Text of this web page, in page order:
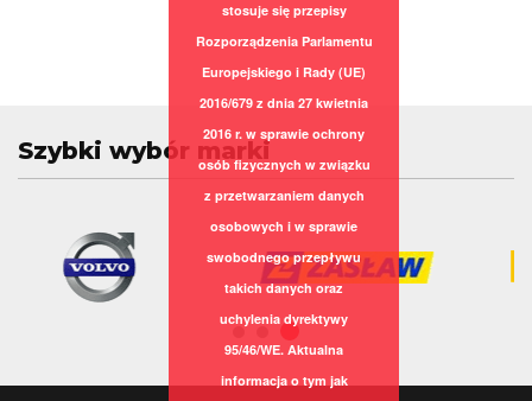
Szybki wybór marki
stosuje się przepisy
Rozporządzenia Parlamentu
Europejskiego i Rady (UE)
2016/679 z dnia 27 kwietnia
2016 r. w sprawie ochrony
osób fizycznych w związku
z przetwarzaniem danych
osobowych i w sprawie
swobodnego przepływu
takich danych oraz
uchylenia dyrektywy
95/46/WE. Aktualna
informacja o tym jak